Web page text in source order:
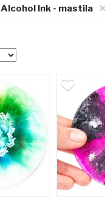
×
Alcohol Ink - mastila